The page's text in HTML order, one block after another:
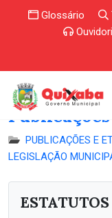
Glossário
Publicações
PUBLICAÇÕES E
LEGISLAÇÃO
ESTATUTOS